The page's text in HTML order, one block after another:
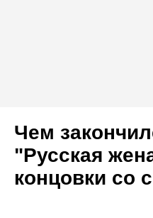
Чем
"Русская
концовки со